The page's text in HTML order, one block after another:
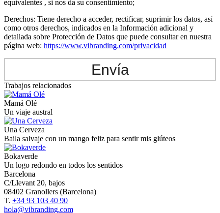
equivalentes , si nos da su consentimiento;
Derechos: Tiene derecho a acceder, rectificar, suprimir los datos, así
como otros derechos, indicados en la Información adicional y
detallada sobre Protección de Datos que puede consultar en nuestra
página web: https://www.vibranding.com/privacidad
Envía
Trabajos relacionados
Mamá Olé
Un viaje austral
Una Cerveza
Baila salvaje con un mango feliz para sentir mis glúteos
Bokaverde
Un logo redondo en todos los sentidos
Barcelona
C/Llevant 20, bajos
08402 Granollers (Barcelona)
T. +34 93 103 40 90
hola@vibranding.com